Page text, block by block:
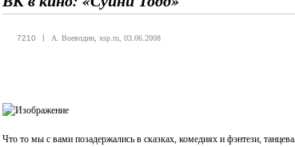
7210 | А. Воеводин, xsp.ru, 03.06.2008
Что то мы с вами позадержались в сказках, комедиях и фэнтези,